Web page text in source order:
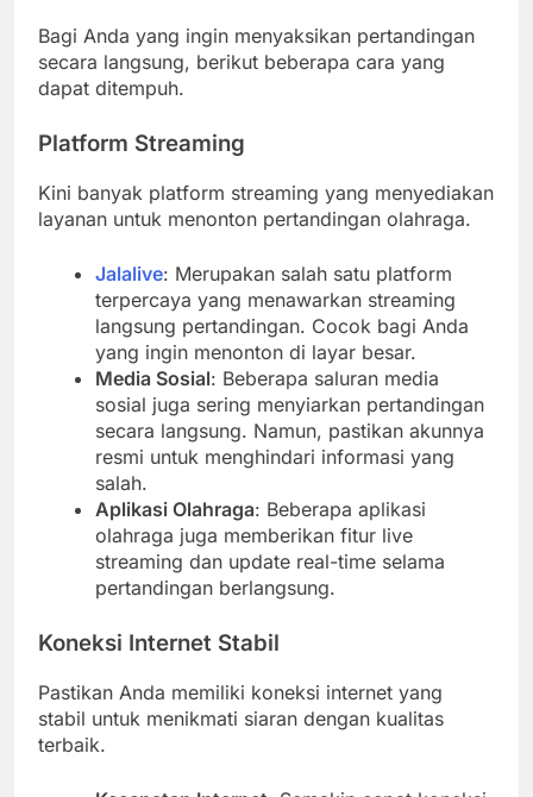
Bagi Anda yang ingin menyaksikan pertandingan
secara langsung, berikut beberapa cara yang
dapat ditempuh.
Platform Streaming
Kini banyak platform streaming yang menyediakan
layanan untuk menonton pertandingan olahraga.
Jalalive: Merupakan salah satu platform
terpercaya yang menawarkan streaming
langsung pertandingan. Cocok bagi Anda
yang ingin menonton di layar besar.
Media Sosial: Beberapa saluran media
sosial juga sering menyiarkan pertandingan
secara langsung. Namun, pastikan akunnya
resmi untuk menghindari informasi yang
salah.
Aplikasi Olahraga: Beberapa aplikasi
olahraga juga memberikan fitur live
streaming dan update real-time selama
pertandingan berlangsung.
Koneksi Internet Stabil
Pastikan Anda memiliki koneksi internet yang
stabil untuk menikmati siaran dengan kualitas
terbaik.